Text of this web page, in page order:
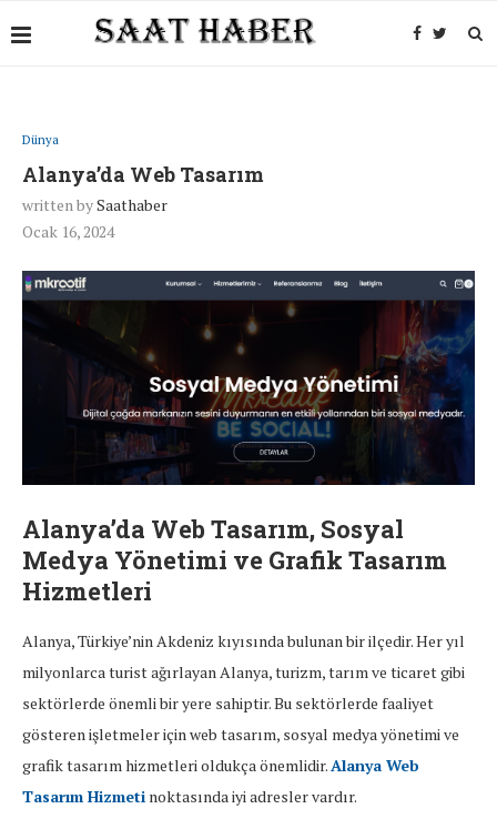
Dünya
Alanya’da Web Tasarım
written bySaathaber
Ocak 16, 2024
Alanya’da Web Tasarım, Sosyal
Medya Yönetimi ve Grafik Tasarım
Hizmetleri
Alanya, Türkiye’nin Akdeniz kıyısında bulunan bir ilçedir. Her yıl
milyonlarca turist ağırlayan Alanya, turizm, tarım ve ticaret gibi
sektörlerde önemli bir yere sahiptir. Bu sektörlerde faaliyet
gösteren işletmeler için web tasarım, sosyal medya yönetimi ve
grafik tasarım hizmetleri oldukça önemlidir.Alanya Web
Tasarım Hizmeti noktasında iyi adresler vardır.